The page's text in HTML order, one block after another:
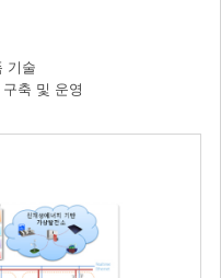
기술
축 및 운영